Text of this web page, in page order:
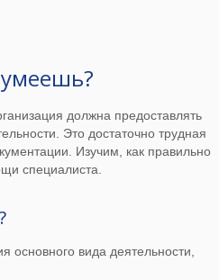
умеешь?
должна предоставлять
Это достаточно трудная
Изучим, как правильно
специалиста.
основного вида деятельности,